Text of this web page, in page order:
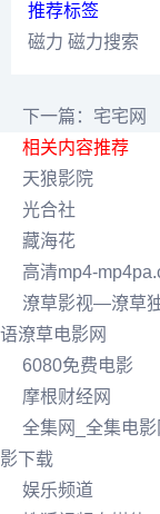
推荐标签
磁力 磁力搜索
下一篇：宅宅网
相关内容推荐
天狼影院
光合社
藏海花
高清mp4-
潦草影视―潦草
语潦草电影网
6080免费电影
摩根财经网
全集网_全集电
影下载
娱乐频道